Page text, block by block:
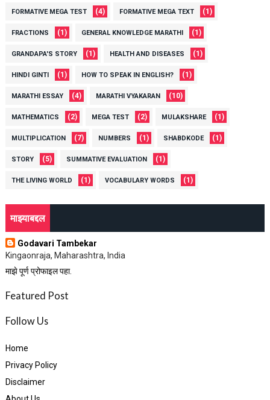
FORMATIVE MEGA TEST (4) FORMATIVE MEGA TEXT (1)
FRACTIONS (1) GENERAL KNOWLEDGE MARATHI (1)
GRANDAPA'S STORY (1) HEALTH AND DISEASES (1)
HINDI GINTI (1) HOW TO SPEAK IN ENGLISH? (1)
MARATHI ESSAY (4) MARATHI VYAKARAN (10)
MATHEMATICS (2) MEGA TEST (2) MULAKSHARE (1)
MULTIPLICATION (7) NUMBERS (1) SHABDKODE (1)
STORY (5) SUMMATIVE EVALUATION (1)
THE LIVING WORLD (1) VOCABULARY WORDS (1)
माझ्याबद्दल
Godavari Tambekar
Kingaonraja, Maharashtra, India
माझे पूर्ण प्रोफाइल पहा.
Featured Post
Follow Us
Home
Privacy Policy
Disclaimer